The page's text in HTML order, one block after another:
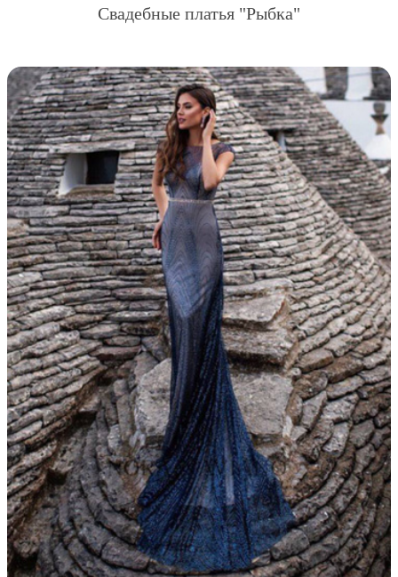
Свадебные платья "Рыбка"